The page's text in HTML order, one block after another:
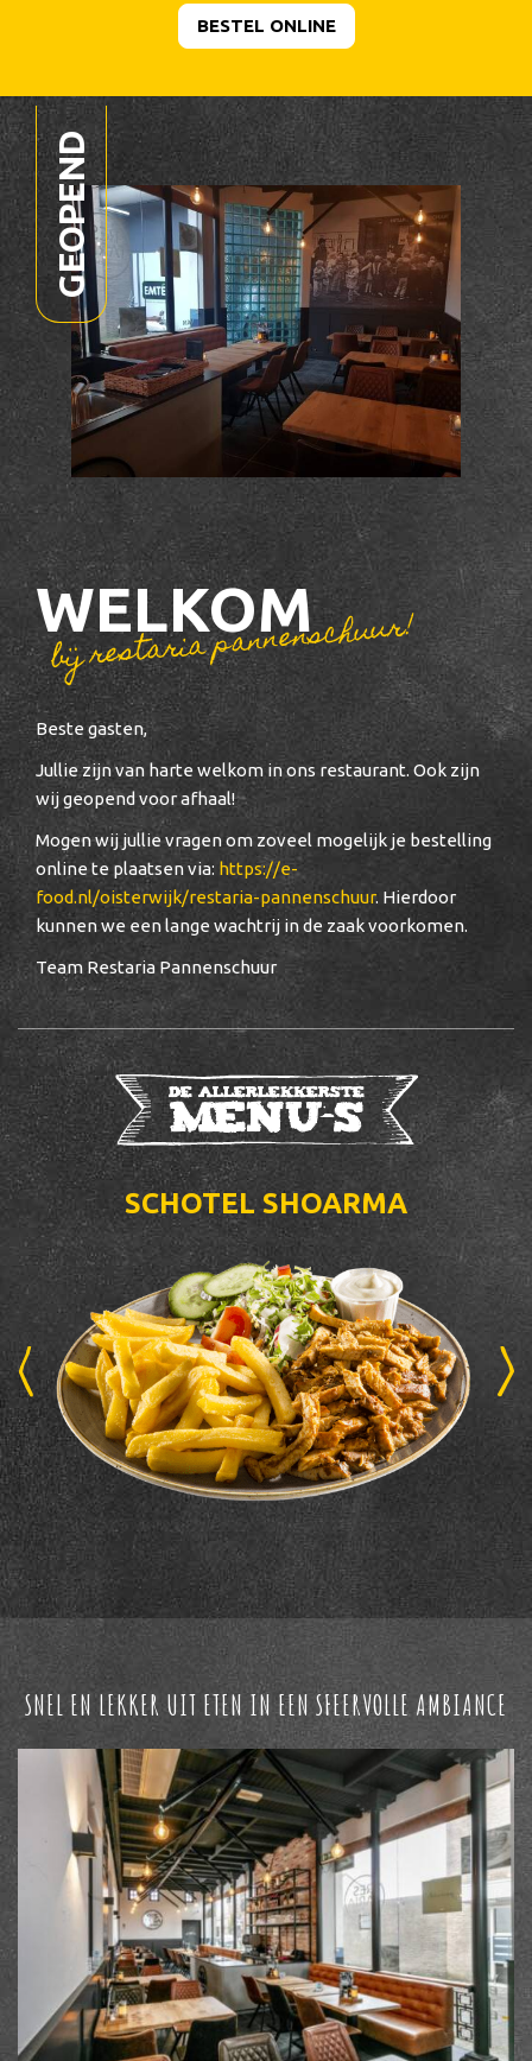
BESTEL ONLINE
GEOPEND
WELKOM
bij restaria pannenschuur!
Beste gasten,
Jullie zijn van harte welkom in ons restaurant. Ook zijn
wij geopend voor afhaal!
Mogen wij jullie vragen om zoveel mogelijk je bestelling
online te plaatsen via: https://e-
food.nl/oisterwijk/restaria-pannenschuur. Hierdoor
kunnen we een lange wachtrij in de zaak voorkomen.
Team Restaria Pannenschuur
De allerlekkerste
menu's
SCHOTEL SHOARMA
SNEL EN LEKKER UIT ETEN IN EEN SFEERVOLLE AMBIANCE